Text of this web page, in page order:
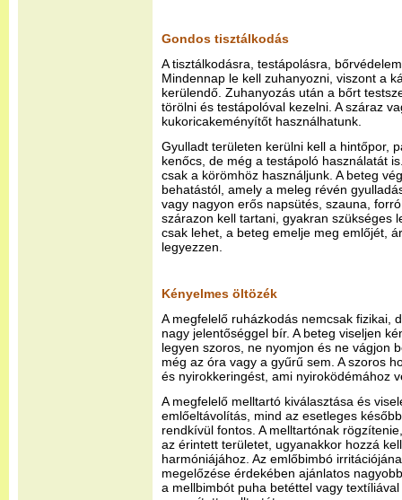
Gondos tisztálkodás
A tisztálkodásra, testápolásra,
Mindennap le kell zuhanyozni, viszont a
kerülendő. Zuhanyozás után a bőrt
törölni és testápolóval kezelni. A száraz
kukoricakeményítőt használhatunk.
Gyulladt területen kerülni kell a hintőpor,
kenőcs, de még a testápoló használatát
csak a körömhöz használjunk. A beteg
behatástól, amely a meleg révén
vagy nagyon erős napsütés, szauna,
szárazon kell tartani, gyakran szükséges
csak lehet, a beteg emelje meg emlőjét,
legyezzen.
Kényelmes öltözék
A megfelelő ruházkodás nemcsak fizikai,
nagy jelentőséggel bír. A beteg viseljen
legyen szoros, ne nyomjon és ne vágjon
még az óra vagy a gyűrű sem. A szoros
és nyirokkeringést, ami nyiroködémához
A megfelelő melltartó kiválasztása és
emlőeltávolítás, mind az esetleges
rendkívül fontos. A melltartónak
az érintett területet, ugyanakkor hozzá
harmóniájához. Az emlőbimbó
megelőzése érdekében ajánlatos
a mellbimbót puha betéttel vagy